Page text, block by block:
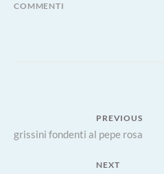
COMMENTI
Navigazione
articoli
PREVIOUS
Previous
grissini fondenti al pepe rosa
NEXT